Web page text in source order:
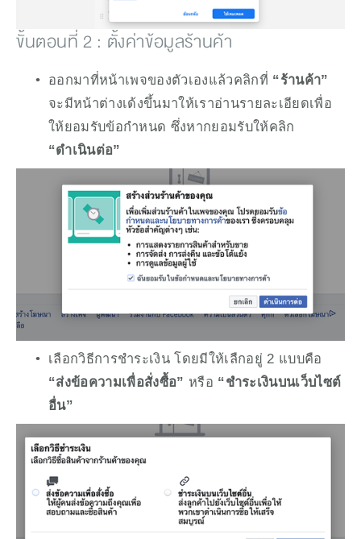
ขั้นตอนที่ 2 : ตั้งค่าข้อมูลร้านค้า
ออกมาที่หน้าเพจของตัวเองแล้วคลิกที่
จะมีหน้าต่างเด้งขึ้นมาให้เราอ่านรายละเอียดเพื่อ
“ดำเนินต่อ”
“ส่งข้อความเพื่อสั่งซื้อ” หรือ “ชำระเงินบนเว็บไซต์
อื่น”